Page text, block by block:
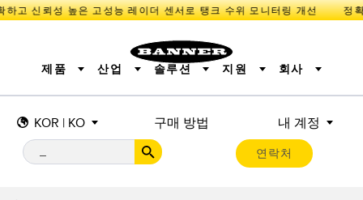
하고 신뢰성 높은 고성능 레이더 센서로 탱크 수위 모니터링 개선
KOR | KO 구매 방법 내 계정
연락처
제품
센서 측정 솔루션
조명 및 표시기
기계 안전
산업용 무선
산업 솔루션
IIOT 및 스마트 팩토리
스마트 센서
장비 보호
PICK-TO-LIGHT
지원 회사